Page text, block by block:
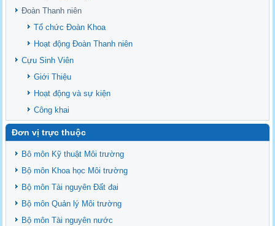
Văn bản - Quy định
Ban chấp hành Đảng bộ khoa
Đoàn Thanh niên
Tổ chức Đoàn Khoa
Hoạt động Đoàn Thanh niên
Cựu Sinh Viên
Giới Thiệu
Hoạt động và sự kiện
Công khai
Đơn vị trực thuộc
Bô môn Kỹ thuật Môi trường
Bộ môn Khoa học Môi trường
Bộ môn Tài nguyên Đất đai
Bộ môn Quản lý Môi trường
Bộ môn Tài nguyên nước